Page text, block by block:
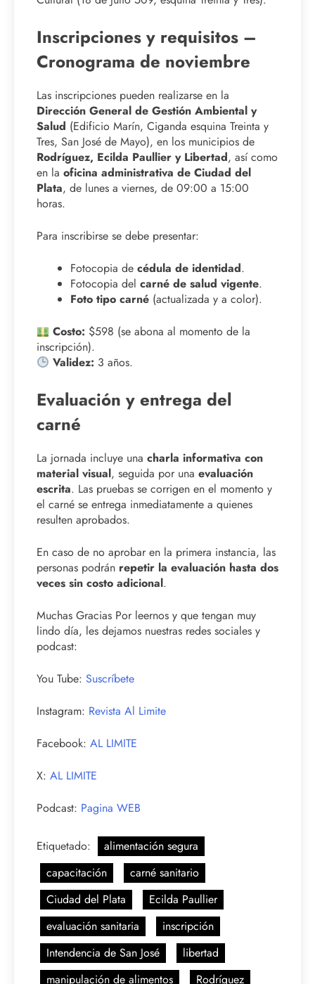
Inscripciones y requisitos –
Cronograma de noviembre
Las inscripciones pueden realizarse en la
Dirección General de Gestión Ambiental y
Salud (Edificio Marín, Ciganda esquina Treinta y
Tres, San José de Mayo), en los municipios de
Rodríguez, Ecilda Paullier y Libertad, así como
en la oficina administrativa de Ciudad del
Plata, de lunes a viernes, de 09:00 a 15:00
horas.
Para inscribirse se debe presentar:
Fotocopia de cédula de identidad.
Fotocopia del carné de salud vigente.
Foto tipo carné (actualizada y a color).
Costo: $598 (se abona al momento de la
inscripción).
Validez: 3 años.
Evaluación y entrega del
carné
La jornada incluye una charla informativa con
material visual, seguida por una evaluación
escrita. Las pruebas se corrigen en el momento y
el carné se entrega inmediatamente a quienes
resulten aprobados.
En caso de no aprobar en la primera instancia, las
personas podrán repetir la evaluación hasta dos
veces sin costo adicional.
Muchas Gracias Por leernos y que tengan muy
lindo día, les dejamos nuestras redes sociales y
podcast:
You Tube: Suscríbete
Instagram: Revista Al Limite
Facebook: AL LIMITE
X: AL LIMITE
Podcast: Pagina WEB
Etiquetado:
alimentación segura
capacitación
carné sanitario
Ciudad del Plata
Ecilda Paullier
evaluación sanitaria
inscripción
Intendencia de San José
libertad
manipulación de alimentos
Rodríguez